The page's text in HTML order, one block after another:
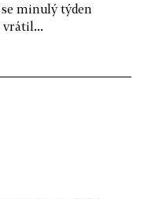
minulý týden
vrátil...